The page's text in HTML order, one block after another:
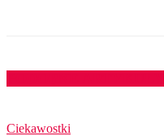
Ciekawostki